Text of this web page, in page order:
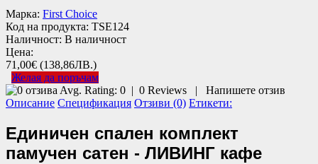
Марка: First Choice
Код на продукта: TSE124
Наличност: В наличност
Цена:
71,00€ (138,86ЛВ.)
Желая да поръчам
Avg. Rating: 0 | 0 Reviews | Напишете отзив
Описание Спецификация Отзиви (0) Етикети:
Единичен спален комплект
памучен сатен - ЛИВИНГ кафе